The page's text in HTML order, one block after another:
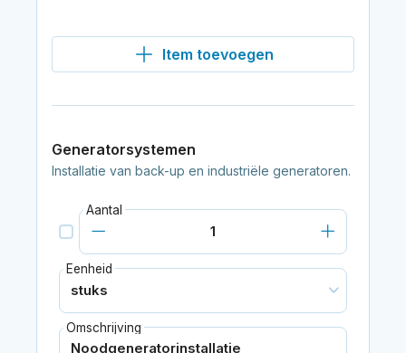
Item toevoegen
Generatorsystemen
Installatie van back-up en industriële generatoren.
Aantal
Eenheid
Omschrijving